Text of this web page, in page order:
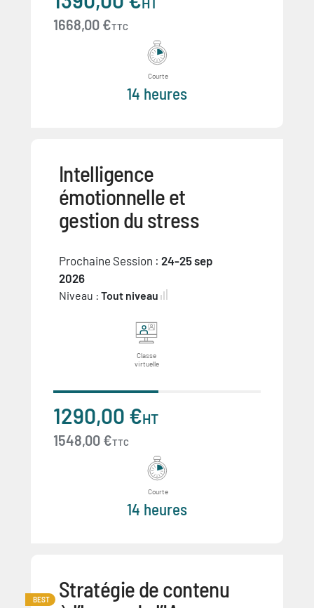
1668,00 €TTC
Courte
14 heures
Intelligence
émotionnelle et
gestion du stress
Prochaine Session : 24-25 sep
2026
Niveau : Tout niveau
Classe
virtuelle
1290,00 €HT
1548,00 €TTC
Courte
14 heures
BEST
Stratégie de contenu